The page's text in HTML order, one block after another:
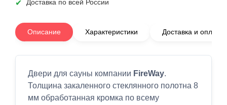
Доставка по всей России
Описание Характеристики Доставка и оплата
Двери для сауны компании FireWay.
Толщина закаленного стеклянного полотна 8
мм обработанная кромка по всему